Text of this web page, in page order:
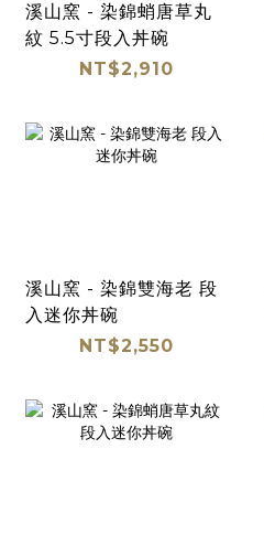
溪山窯 - 染錦蛸唐草丸
紋 5.5寸段入丼碗
NT$2,910
溪山窯 - 染錦雙海老 段
入迷你丼碗
NT$2,550